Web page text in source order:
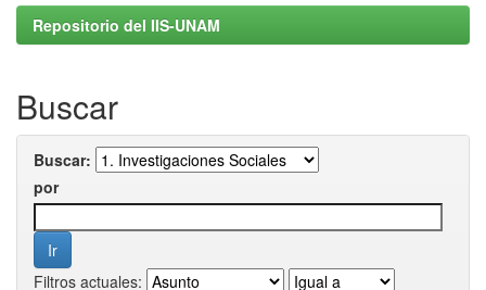
Repositorio del IIS-UNAM
Buscar
Buscar:
por
Filtros actuales: